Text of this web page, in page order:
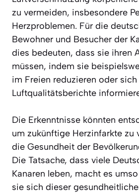
zu vermeiden, insbesondere
Herzproblemen. Für die
Bewohner und Besucher der
dies bedeuten, dass sie ihren
müssen, indem sie
im Freien reduzieren oder
Luftqualitätsberichte
Die Erkenntnisse könnten
um zukünftige Herzinfarkte zu
die Gesundheit der
Die Tatsache, dass viele
Kanaren leben, macht es
sie sich dieser